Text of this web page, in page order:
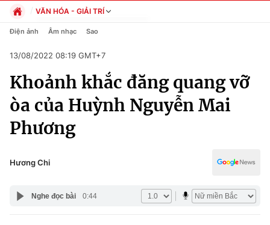
Chuyên mục
Chính trị
Xã hội
Pháp luật
Y tế
VĂN HÓA - GIẢI TRÍ
Chính trị
Pháp luật
Kinh tế
Thể thao
Truyền hình
Văn hóa - Giải trí
Điện ảnh Âm nhạc Sao
13/08/2022 08:19 GMT+7
Khoảnh khắc đăng quang vỡ
òa của Huỳnh Nguyễn Mai
Phương
Hương Chi
Nghe đọc bài 0:44